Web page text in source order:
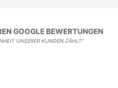
GOOGLE BEWERTUNGEN
UNSERER KUNDEN ZÄHLT"